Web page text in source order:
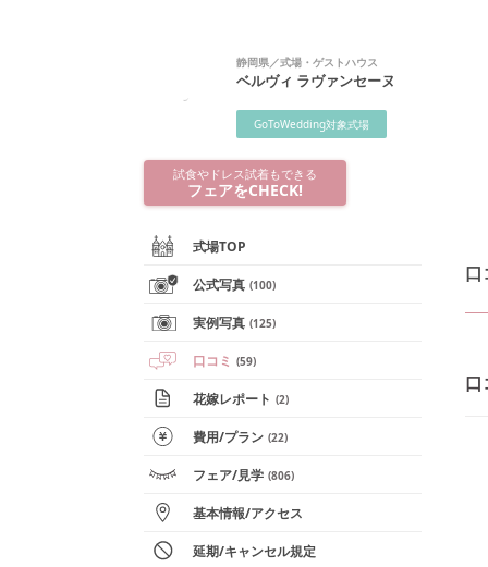
静岡県／式場・ゲストハウス
ベルヴィ ラヴァンセーヌ
GoToWedding対象式場
試食やドレス試着もできる
フェアをCHECK!
式場TOP
公式写真 (100)
実例写真 (125)
口コミ (59)
花嫁レポート (2)
費用/プラン (22)
フェア/見学 (806)
基本情報/アクセス
延期/キャンセル規定
口
口